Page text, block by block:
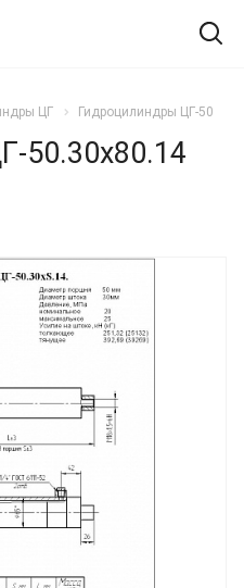
ЦГ Гидроцилиндры ЦГ-50
50.30х80.14